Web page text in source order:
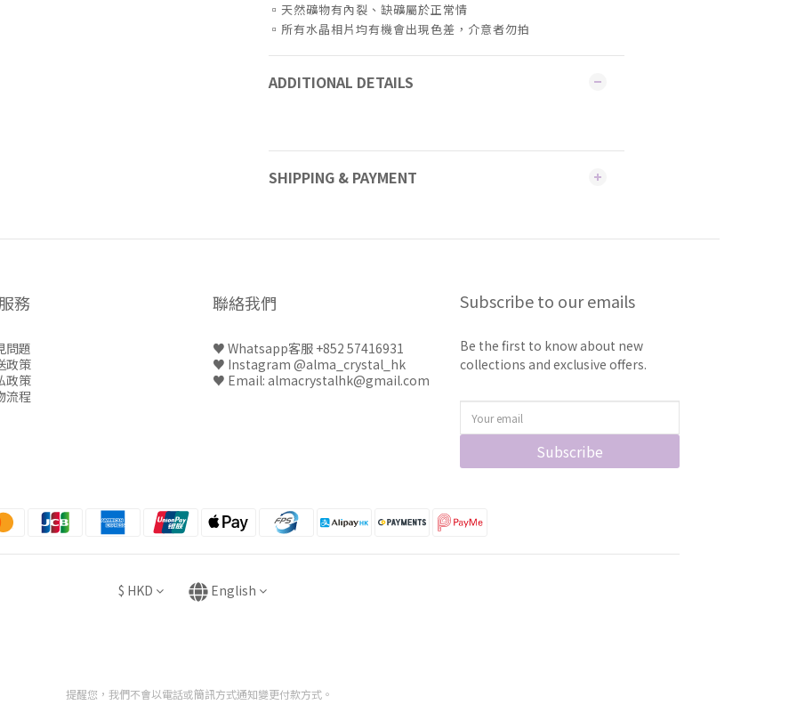
▫️天然礦物有內裂、缺礦屬於正常情
▫️所有水晶相片均有機會出現色差，介意者勿拍
ADDITIONAL DETAILS
SHIPPING & PAYMENT
務
問題
政策
政策
流程
聯絡我們
♥ Whatsapp客服 +852 57416931
♥ Instagram @alma_crystal_hk
♥ Email: almacrystalhk@gmail.com
Subscribe to our emails
Be the first to know about new
collections and exclusive offers.
Subscribe
$ HKD English
提醒您，我們不會以電話或簡訊方式通知變更付款方式。